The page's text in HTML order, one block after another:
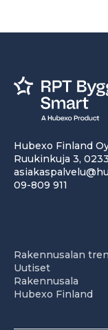
Hubexo Finland
Ruukinkuja 3,
09-809 911
Rakennusalan
Uutiset
Rakennusala
Hubexo Finland